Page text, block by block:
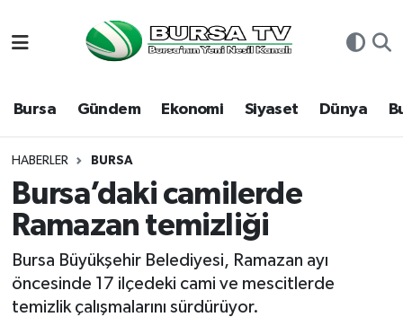
Bursa Gündem Ekonomi Siyaset Dünya
HABERLER BURSA
Bursa’daki camilerde
Ramazan temizliği
Bursa Büyükşehir Belediyesi, Ramazan ayı
öncesinde 17 ilçedeki cami ve mescitlerde
temizlik çalışmalarını sürdürüyor.
Bursa
Dünya
Eğitim
Ekonomi
Genel
Hava Durumu
Namaz Vakitleri
Trafik Durumu
Süper Lig Puan Durumu ve Fikstür
Tüm Manşetler